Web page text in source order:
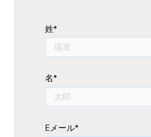
姓*
名*
Eメール*